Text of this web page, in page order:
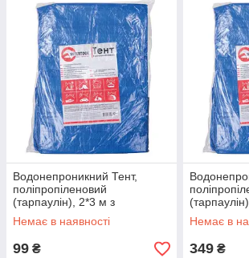
Водонепроникний Тент,
поліпропіленовий
(тарпаулін), 2*3 м з
люверсами INTERTOOL AB-
0203
Немає в наявності
99 ₴
люверсами
0405
Немає в
349 ₴